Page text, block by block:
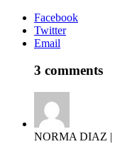
Facebook
Twitter
Email
3 comments
NORMA DIAZ |